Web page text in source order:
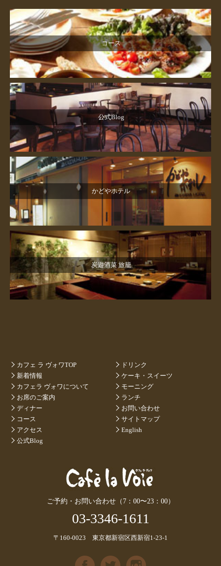
コース
公式Blog
かどやホテル
炭遊酒菜 旅籠
カフェ ラ ヴォワTOP
新着情報
カフェラ ヴォワについて
お席のご案内
ドリンク
ケーキ・スイーツ
モーニング
ランチ
ディナー
コース
アクセス
公式Blog
お問い合わせ
サイトマップ
English
ご予約・お問い合わせ（7：00〜23：00）
03-3346-1611
〒160-0023 東京都新宿区西新宿1-23-1